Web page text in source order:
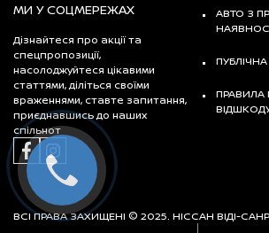
АВТО З
ПРАВИЛА
МИ У СОЦМЕРЕЖАХ
Дізнайтеся про акції та
спецпропозиції,
насолоджуйтеся цікавими
статтями, діліться своїми
враженнями, ставте запитання,
приєднавшись до наших
спільнот
ВСІ ПРАВА ЗАХИЩЕНІ © 2025. НІССАН ВІДІ-